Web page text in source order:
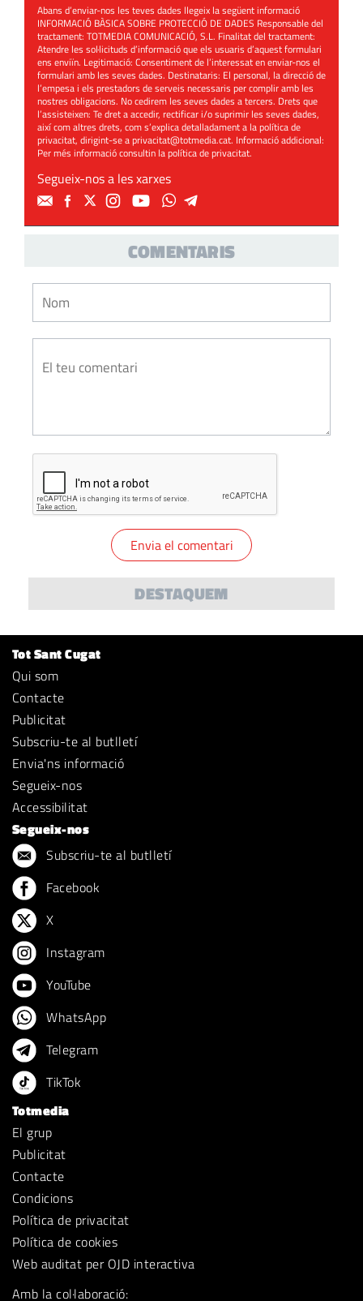
Abans d’enviar-nos les teves dades llegeix la següent informació
INFORMACIÓ BÀSICA SOBRE PROTECCIÓ DE DADES Responsable del
tractament: TOTMEDIA COMUNICACIÓ, S.L. Finalitat del tractament:
Atendre les sol·licituds d’informació que els usuaris d’aquest formulari
ens enviïn. Legitimació: Consentiment de l’interessat en enviar-nos el
formulari amb les seves dades. Destinataris: El personal, la direcció de
l’empesa i els prestadors de serveis necessaris per complir amb les
nostres obligacions. No cedirem les seves dades a tercers. Drets que
l’assisteixen: Te dret a accedir, rectificar i/o suprimir les seves dades,
així com altres drets, com s’explica detalladament a la política de
privacitat, dirigint-se aprivacitat@totmedia.cat. Informació addicional:
Per més informació consultin lapolítica de privacitat.
Segueix-nos a les xarxes
COMENTARIS
DESTAQUEM
Tot Sant Cugat
Qui som
Contacte
Publicitat
Subscriu-te al butlletí
Envia'ns informació
Segueix-nos
Accessibilitat
Segueix-nos
Subscriu-te al butlletí
Facebook
X
Instagram
YouTube
WhatsApp
Telegram
TikTok
Totmedia
El grup
Publicitat
Contacte
Condicions
Política de privacitat
Política de cookies
Web auditat per OJD interactiva
Amb la col·laboració: